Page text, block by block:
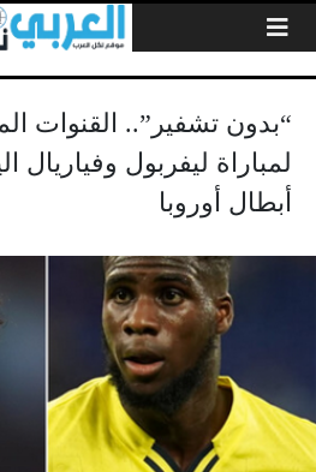
“بدون تشفير”.. القنوات
لمباراة ليفربول وفياريال
أبطال أوروبا